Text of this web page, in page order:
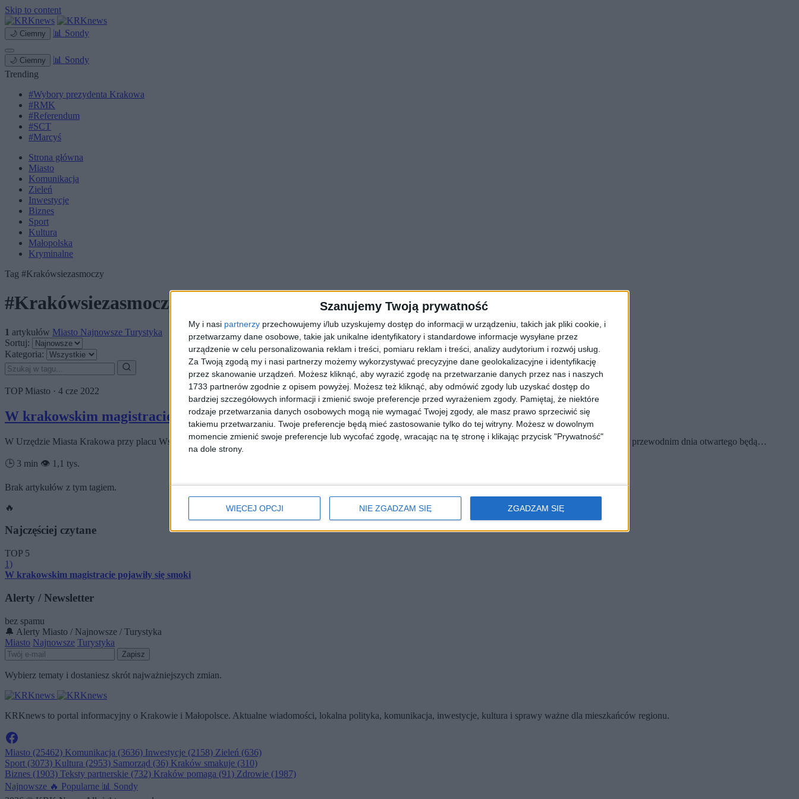
Szanujemy Twoją prywatność
My i nasi partnerzy przechowujemy i/lub uzyskujemy dostęp do informacji w urządzeniu, takich jak pliki cookie, i
przetwarzamy dane osobowe, takie jak unikalne identyfikatory i standardowe informacje wysyłane przez
urządzenie w celu personalizowania reklam i treści, pomiaru reklam i treści, analizy audytorium i rozwój usług.
Za Twoją zgodą my i nasi partnerzy możemy wykorzystywać precyzyjne dane geolokalizacyjne i identyfikację
przez skanowanie urządzeń. Możesz kliknąć, aby wyrazić zgodę na przetwarzanie danych przez nas i naszych
1733 partnerów zgodnie z opisem powyżej. Możesz też kliknąć, aby odmówić zgody lub uzyskać dostęp do
bardziej szczegółowych informacji i zmienić swoje preferencje przed wyrażeniem zgody. Pamiętaj, że niektóre
rodzaje przetwarzania danych osobowych mogą nie wymagać Twojej zgody, ale masz prawo sprzeciwić się
takiemu przetwarzaniu. Twoje preferencje będą mieć zastosowanie tylko do tej witryny. Możesz w dowolnym
momencie zmienić swoje preferencje lub wycofać zgodę, wracając na tę stronę i klikając przycisk "Prywatność"
na dole strony.
WIĘCEJ OPCJI NIE ZGADZAM SIĘ ZGADZAM SIĘ
Skip to content
🌙 Ciemny 📊 Sondy
🌙 Ciemny 📊 Sondy
Trending
#Wybory prezydenta Krakowa
#RMK
#Referendum
#SCT
#Marcyś
Strona główna
Miasto
Komunikacja
Zieleń
Inwestycje
Biznes
Sport
Kultura
Małopolska
Kryminalne
Tag #Krakówsiezasmoczy
#Krakówsiezasmoczy
1 artykułów Miasto Najnowsze Turystyka
Sortuj:
Kategoria:
TOP Miasto · 4 cze 2022
W krakowskim magistracie pojawiły się smoki
W Urzędzie Miasta Krakowa przy placu Wszystkich Świętych smoki czekają na mieszkańców i turystów. Tak krakowski magistrat obchodzi Dzień Otwarty. Tematem przewodnim dnia otwartego będą…
🕒 3 min 👁️ 1,1 tys.
Brak artykułów z tym tagiem.
🔥
Najczęściej czytane
TOP 5
1)
W krakowskim magistracie pojawiły się smoki
Alerty / Newsletter
bez spamu
🔔 Alerty Miasto / Najnowsze / Turystyka
Miasto Najnowsze Turystyka
Zapisz
Wybierz tematy i dostaniesz skrót najważniejszych zmian.
KRKnews to portal informacyjny o Krakowie i Małopolsce. Aktualne wiadomości, lokalna polityka, komunikacja, inwestycje, kultura i sprawy ważne dla mieszkańców regionu.
Miasto (25462) Komunikacja (3636) Inwestycje (2158) Zieleń (636)
Sport (3073) Kultura (2953) Samorząd (36) Kraków smakuje (310)
Biznes (1903) Teksty partnerskie (732) Kraków pomaga (91) Zdrowie (1987)
Najnowsze 🔥 Popularne 📊 Sondy